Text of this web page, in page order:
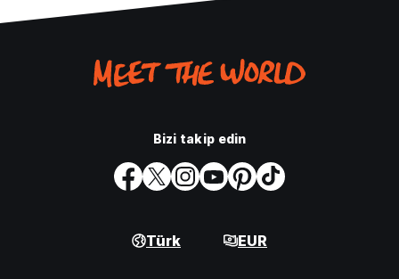
Bizi takip edin
Türk EUR